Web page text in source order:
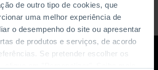
de outro tipo de cookies, que
uma melhor experiência de
o desempenho do site ou apresentar
de produtos e serviços, de acordo
Se pretender escolher os